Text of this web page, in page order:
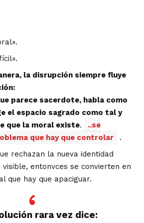
la disrupción siempre fluye
parece sacerdote, habla como
el espacio sagrado como tal y
que la moral existe.
..se
que hay que controlar
.
rechazan la nueva identidad
entonvces se convierten en
que hay que apaciguar.
rara vez dice: